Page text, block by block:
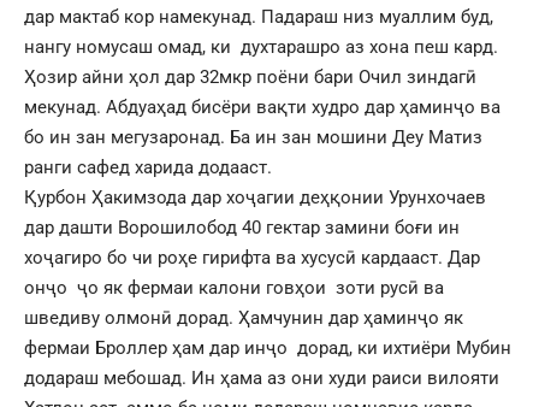
дар мактаб кор намекунад. Падараш низ муаллим буд,
нангу номусаш омад, ки духтарашро аз хона пеш кард.
Ҳозир айни ҳол дар 32мкр поёни бари Очил зиндагӣ
мекунад. Абдуаҳад бисёри вақти худро дар ҳаминҷо ва
бо ин зан мегузаронад. Ба ин зан мошини Деу Матиз
ранги сафед харида додааст.
Қурбон Ҳакимзода дар хоҷагии деҳқонии Урунхочаев
дар дашти Ворошилобод 40 гектар замини боғи ин
хоҷагиро бо чи роҳе гирифта ва хусусӣ кардааст. Дар
онҷо ҷо як фермаи калони говҳои зоти русӣ ва
шведиву олмонӣ дорад. Ҳамчунин дар ҳаминҷо як
фермаи Броллер ҳам дар инҷо дорад, ки ихтиёри Мубин
додараш мебошад. Ин ҳама аз они худи раиси вилояти